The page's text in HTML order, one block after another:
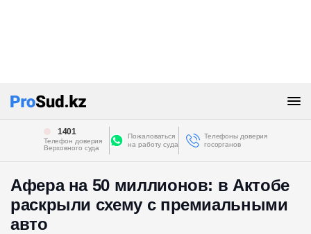
1401
Телефон доверия
Верховного суда
Пожаловаться
на работу суда
Телефоны доверия
госорганов
Афера на 50 миллионов: в Актобе
раскрыли схему с премиальными
авто